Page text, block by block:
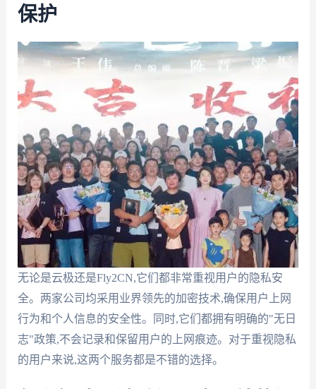
保护
无论是云极还是Fly2CN,它们都非常重视用户的隐私安
全。两家公司均采用业界领先的加密技术,确保用户上网
行为和个人信息的安全性。同时,它们都拥有明确的"无日
志"政策,不会记录和保留用户的上网痕迹。对于重视隐私
的用户来说,这两个服务都是不错的选择。